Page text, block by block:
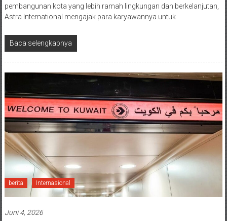
pembangunan kota yang lebih ramah lingkungan dan berkelanjutan,
Astra International mengajak para karyawannya untuk
Baca selengkapnya
berita Internasional
Juni 4, 2026